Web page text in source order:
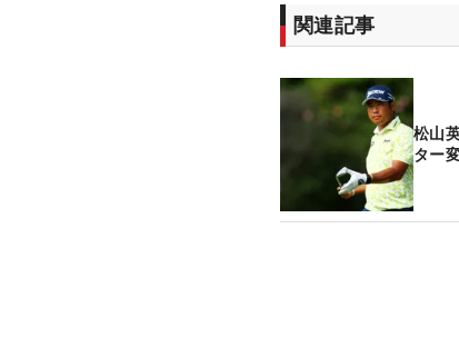
関連記事
松山
ター